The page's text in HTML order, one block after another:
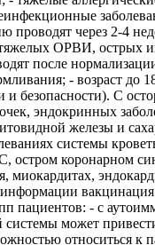
проводят через 2-4
ОРВИ, острых
после
- возраст до
и безопасности). С
эндокринных
железы и
системы
остром коронарном
миокардитах,
информации
пациентов: - с
может
относиться к